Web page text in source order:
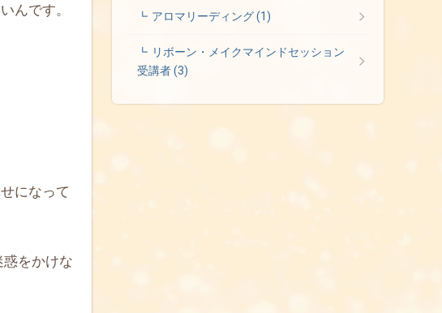
んです。
になって
をかけな
アロマリーディング(1)
リボーン・メイクマインドセッション
受講者(3)